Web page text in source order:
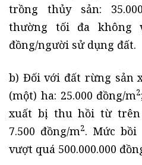
trồng thủy sản:
thường tối đa không
đồng/người sử dụng đất.
b) Đối với đất rừng sản
(một) ha: 25.000 đồng/m2
xuất bị thu hồi từ
7.500 đồng/m2. Mức
vượt quá 500.000.000